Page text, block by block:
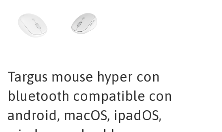
Targus mouse hyper con
bluetooth compatible con
android, macOS, ipadOS,